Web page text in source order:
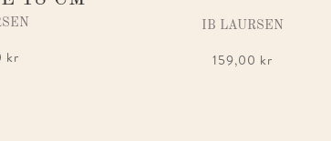
kr
IB LAURSEN
159,00 kr